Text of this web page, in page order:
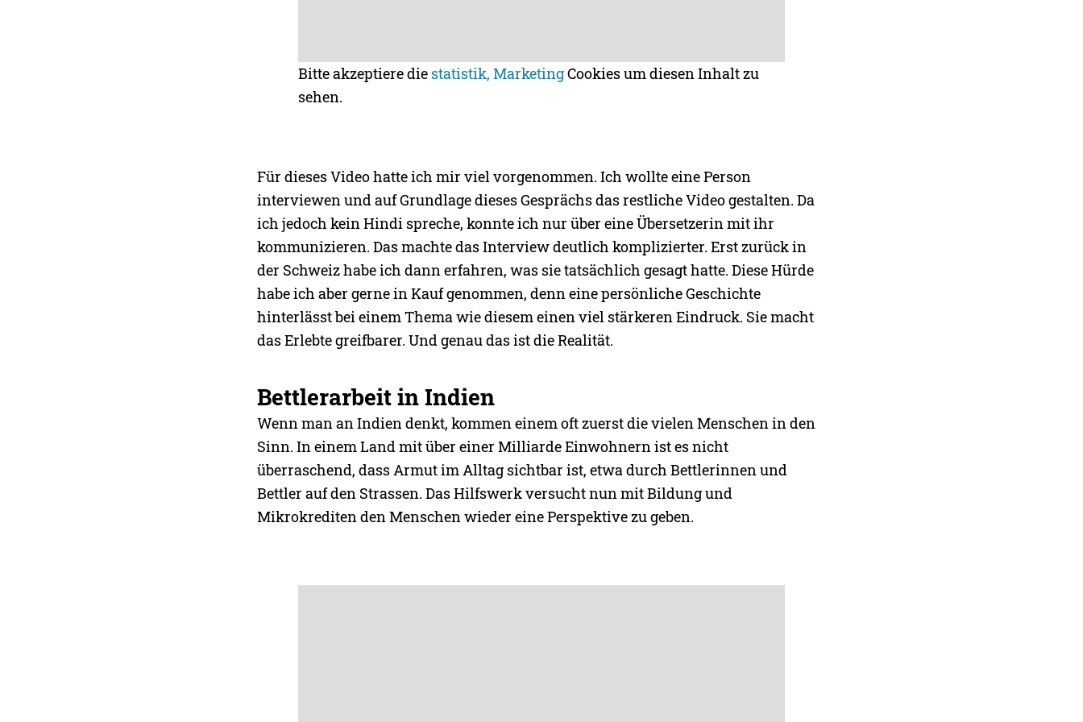
Bitte akzeptiere die statistik, MarketingCookies um diesen Inhalt zu
sehen.
Für dieses Video hatte ich mir viel vorgenommen. Ich wollte eine Person
interviewen und auf Grundlage dieses Gesprächs das restliche Video gestalten. Da
ich jedoch kein Hindi spreche, konnte ich nur über eine Übersetzerin mit ihr
kommunizieren. Das machte das Interview deutlich komplizierter. Erst zurück in
der Schweiz habe ich dann erfahren, was sie tatsächlich gesagt hatte. Diese Hürde
habe ich aber gerne in Kauf genommen, denn eine persönliche Geschichte
hinterlässt bei einem Thema wie diesem einen viel stärkeren Eindruck. Sie macht
das Erlebte greifbarer. Und genau das ist die Realität.
Bettlerarbeit in Indien
Wenn man an Indien denkt, kommen einem oft zuerst die vielen Menschen in den
Sinn. In einem Land mit über einer Milliarde Einwohnern ist es nicht
überraschend, dass Armut im Alltag sichtbar ist, etwa durch Bettlerinnen und
Bettler auf den Strassen. Das Hilfswerk versucht nun mit Bildung und
Mikrokrediten den Menschen wieder eine Perspektive zu geben.